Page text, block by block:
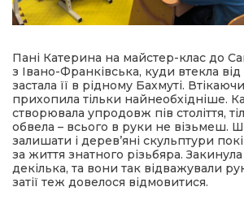
Пані Катерина на майстер-клас до
з Івано-Франківська, куди втекла від
застала її в рідному Бахмуті.
прихопила тільки найнеобхідніше.
створювала упродовж пів століття,
обвела – всього в руки не візьмеш.
залишати і дерев’яні скульптури
за життя знатного різьбяра.
декілька, та вони так відважували
затії теж довелося відмовитися.